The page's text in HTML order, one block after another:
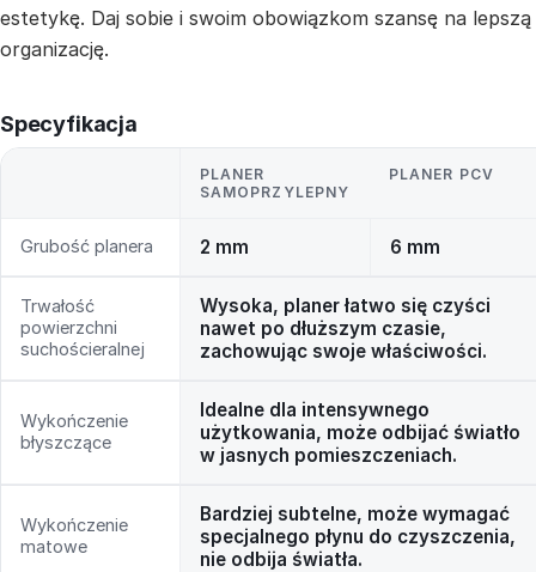
estetykę. Daj sobie i swoim obowiązkom szansę na lepszą
organizację.
Specyfikacja
PLANER
SAMOPRZYLEPNY
PLANER PCV
Grubość planera 2 mm 6 mm
Trwałość
powierzchni
suchościeralnej
Wysoka, planer łatwo się czyści
nawet po dłuższym czasie,
zachowując swoje właściwości.
Wykończenie
błyszczące
Idealne dla intensywnego
użytkowania, może odbijać światło
w jasnych pomieszczeniach.
Wykończenie
matowe
Bardziej subtelne, może wymagać
specjalnego płynu do czyszczenia,
nie odbija światła.